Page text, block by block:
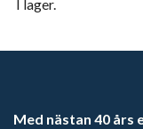
I lager.
Med nästan 40 års